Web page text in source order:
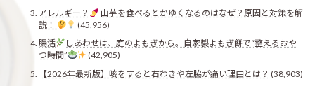
アレルギー？
山芋を食べるとかゆくなるのはなぜ？原因と対策を解
説！
(45,956)
腸活
しあわせは、庭のよもぎから。自家製よもぎ餅で“整えるおや
つ時間”
(42,905)
【2026年最新版】咳をすると右わきや左脇が痛い理由とは？ (38,903)